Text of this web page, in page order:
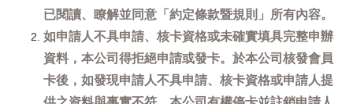
已閱讀、瞭解並同意「約定條款暨規則」所有內容。
如申請人不具申請、核卡資格或未確實填具完整申辦
資料，本公司得拒絕申請或發卡。於本公司核發會員
卡後，如發現申請人不具申請、核卡資格或申請人提